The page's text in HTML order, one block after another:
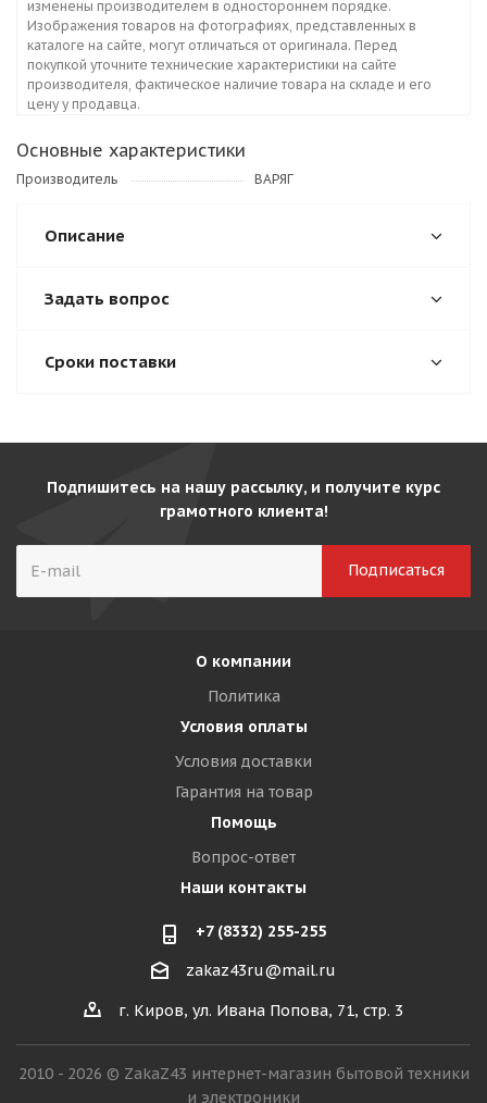
изменены производителем в одностороннем порядке.
Изображения товаров на фотографиях, представленных в
каталоге на сайте, могут отличаться от оригинала. Перед
покупкой уточните технические характеристики на сайте
производителя, фактическое наличие товара на складе и его
цену у продавца.
Основные характеристики
Производитель ВАРЯГ
Описание
Задать вопрос
Сроки поставки
Подпишитесь на нашу рассылку, и получите курс
грамотного клиента!
О компании
Политика
Условия оплаты
Условия доставки
Гарантия на товар
Помощь
Вопрос-ответ
Наши контакты
+7 (8332) 255-255
zakaz43ru@mail.ru
г. Киров, ул. Ивана Попова, 71, стр. 3
2010 - 2026 © ZakaZ43 интернет-магазин бытовой техники
и электроники